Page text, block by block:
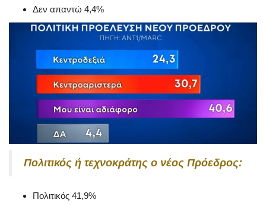
Δεν απαντώ 4,4%
Πολιτικός ή τεχνοκράτης ο νέος Πρόεδρος:
Πολιτικός 41,9%